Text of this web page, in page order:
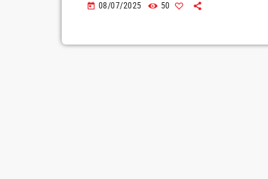
Betty .Tο αποτέλεσμα είναι η γυναίκα […]
today 08/07/2025 50